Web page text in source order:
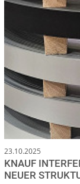
23.10.2025
KNAUF
NEUER